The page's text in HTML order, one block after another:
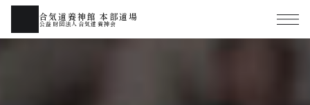
合気道養神館 本部道場
公益財団法人合気道養神会